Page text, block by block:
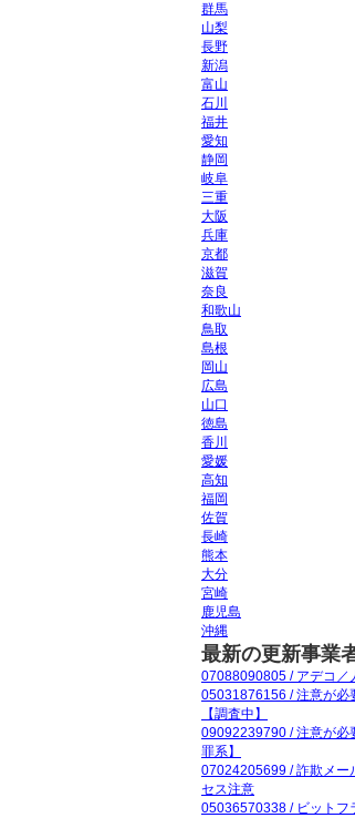
群馬
山梨
長野
新潟
富山
石川
福井
愛知
静岡
岐阜
三重
大阪
兵庫
京都
滋賀
奈良
和歌山
鳥取
島根
岡山
広島
山口
徳島
香川
愛媛
高知
福岡
佐賀
長崎
熊本
大分
宮崎
鹿児島
沖縄
最新の更新事業
07088090805 / アデコ／
05031876156 / 注意が必
【調査中】
09092239790 / 注意が必
罪系】
07024205699 / 詐欺メー
セス注意
05036570338 / ビットフ